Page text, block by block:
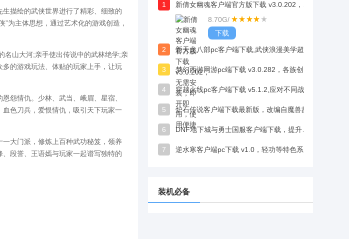
描绘的武侠世界进行了精彩、细致的
为主体思想，通过艺术化的游戏创造，
山大河;亲手使出传说中的武林绝学;亲
的游戏玩法、体贴的玩家上手，让玩
怨情仇。少林、武当、峨眉、星宿、
色刀兵，爱恨情仇，吸引天下玩家一
大门派，修炼上百种武功秘笈，领养
段誉、王语嫣与玩家一起谱写独特的
1
8.70G/
下载
2
3
4
5
6
7
装机必备